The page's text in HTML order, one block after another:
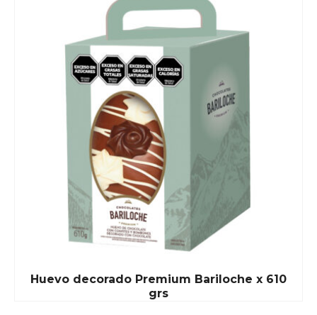
Huevo decorado Premium Bariloche x 610
grs